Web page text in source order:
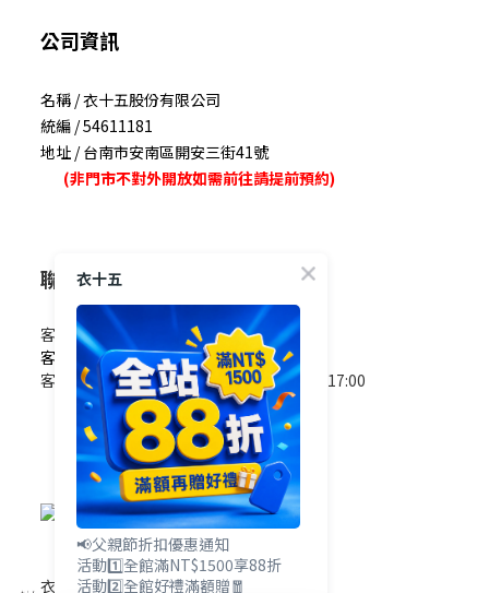
公司資訊
名稱 / 衣十五股份有限公司
統編 / 54611181
地址 / 台南市安南區開安三街41號
(非門市不對外開放如需前往請提前預約)
聯絡我們
客服電話 / 0965-825-178
客服信箱 / service@e15.com.tw
客服時間 / 週一至週五09:00~12:00/13:00~17:00
(國定假日除外)
衣十五網站地圖
衣十五
📢父親節折扣優惠通知
活動1️⃣全館滿NT$1500享88折
活動2️⃣全館好禮滿額贈🧧